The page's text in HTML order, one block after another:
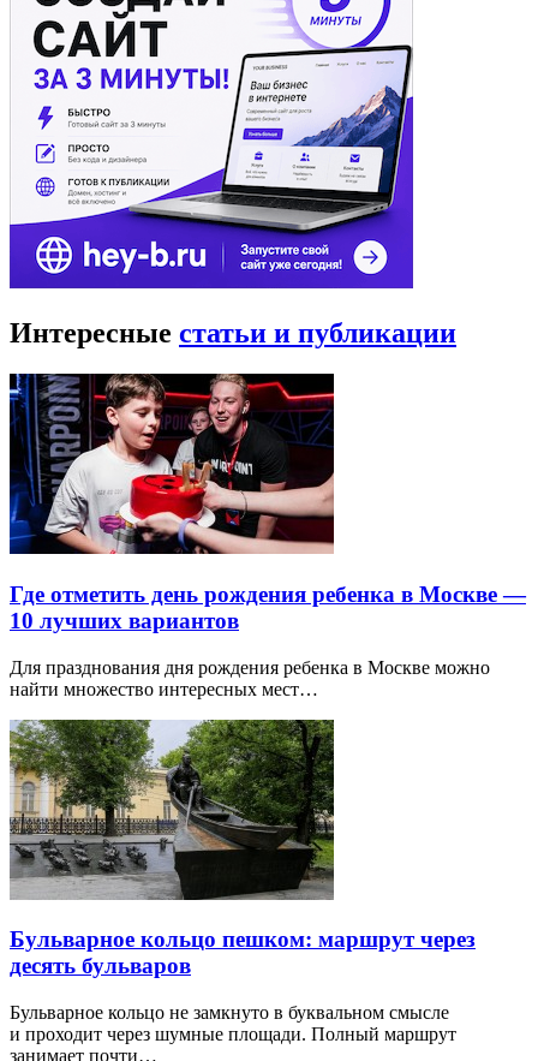
Интересные статьи и публикации
Где отметить день рождения ребенка в Москве —
10 лучших вариантов
Для празднования дня рождения ребенка в Москве можно
найти множество интересных мест…
Бульварное кольцо пешком: маршрут через
десять бульваров
Бульварное кольцо не замкнуто в буквальном смысле
и проходит через шумные площади. Полный маршрут
занимает почти…